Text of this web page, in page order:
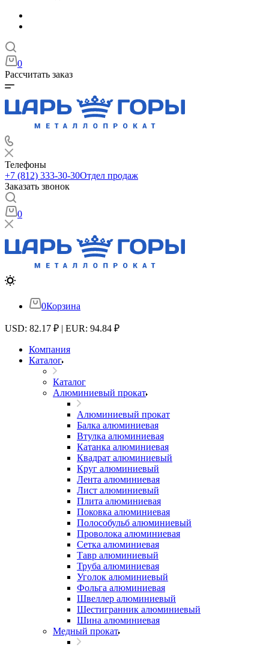
0
Рассчитать заказ
Телефоны
+7 (812) 333-30-30Отдел продаж
Заказать звонок
0
0Корзина
USD: 82.17 ₽ | EUR: 94.84 ₽
Компания
Каталог
Каталог
Алюминиевый прокат
Алюминиевый прокат
Балка алюминиевая
Втулка алюминиевая
Катанка алюминиевая
Квадрат алюминиевый
Круг алюминиевый
Лента алюминиевая
Лист алюминиевый
Плита алюминиевая
Поковка алюминиевая
Полособульб алюминиевый
Проволока алюминиевая
Сетка алюминиевая
Тавр алюминиевый
Труба алюминиевая
Уголок алюминиевый
Фольга алюминиевая
Швеллер алюминиевый
Шестигранник алюминиевый
Шина алюминиевая
Медный прокат